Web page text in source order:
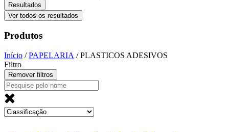
Resultados
Ver todos os resultados
Produtos
Início /PAPELARIA / PLASTICOS ADESIVOS
Filtro
Remover filtros